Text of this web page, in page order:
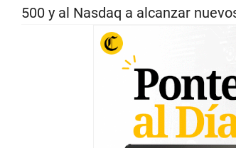
500 y al Nasdaq a alcanzar